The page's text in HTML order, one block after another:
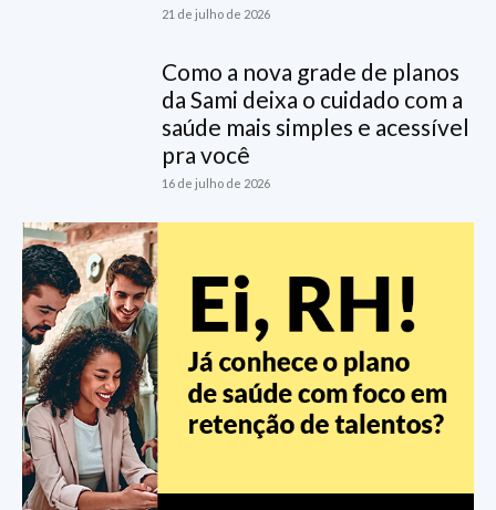
21 de julho de 2026
Como a nova grade de planos
da Sami deixa o cuidado com a
saúde mais simples e acessível
pra você
16 de julho de 2026